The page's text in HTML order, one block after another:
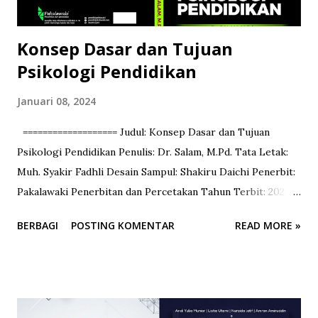
Konsep Dasar dan Tujuan
Psikologi Pendidikan
Januari 08, 2024
=================== Judul: Konsep Dasar dan Tujuan
Psikologi Pendidikan Penulis: Dr. Salam, M.Pd. Tata Letak:
Muh. Syakir Fadhli Desain Sampul: Shakiru Daichi Penerbit:
Pakalawaki Penerbitan dan Percetakan Tahun Terbit: 2024
diniati sebagai bahan ajar mahasiswa yang merangkum
sebagai berikut. Pertama, Buku ini diampuh oleh dosen
BERBAGI POSTING KOMENTAR READ MORE »